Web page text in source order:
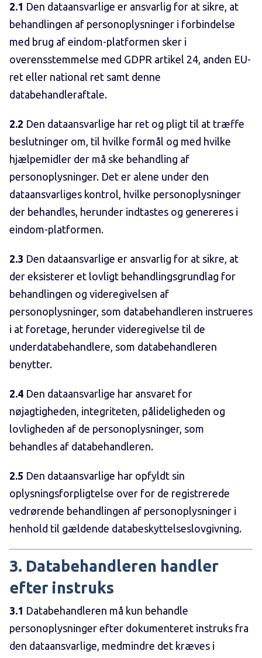
2.1 Den dataansvarlige er ansvarlig for at sikre, at
behandlingen af personoplysninger i forbindelse
med brug af eindom-platformen sker i
overensstemmelse med GDPR artikel 24, anden EU-
ret eller national ret samt denne
databehandleraftale.
2.2 Den dataansvarlige har ret og pligt til at træffe
beslutninger om, til hvilke formål og med hvilke
hjælpemidler der må ske behandling af
personoplysninger. Det er alene under den
dataansvarliges kontrol, hvilke personoplysninger
der behandles, herunder indtastes og genereres i
eindom-platformen.
2.3 Den dataansvarlige er ansvarlig for at sikre, at
der eksisterer et lovligt behandlingsgrundlag for
behandlingen og videregivelsen af
personoplysninger, som databehandleren instrueres
i at foretage, herunder videregivelse til de
underdatabehandlere, som databehandleren
benytter.
2.4 Den dataansvarlige har ansvaret for
nøjagtigheden, integriteten, pålideligheden og
lovligheden af de personoplysninger, som
behandles af databehandleren.
2.5 Den dataansvarlige har opfyldt sin
oplysningsforpligtelse over for de registrerede
vedrørende behandlingen af personoplysninger i
henhold til gældende databeskyttelseslovgivning.
3. Databehandleren handler
efter instruks
3.1 Databehandleren må kun behandle
personoplysninger efter dokumenteret instruks fra
den dataansvarlige, medmindre det kræves i